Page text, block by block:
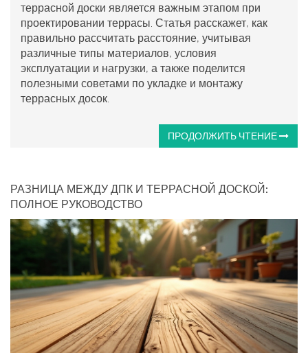
террасной доски является важным этапом при
проектировании террасы. Статья расскажет, как
правильно рассчитать расстояние, учитывая
различные типы материалов, условия
эксплуатации и нагрузки, а также поделится
полезными советами по укладке и монтажу
террасных досок.
ПРОДОЛЖИТЬ ЧТЕНИЕ
РАЗНИЦА МЕЖДУ ДПК И ТЕРРАСНОЙ ДОСКОЙ:
ПОЛНОЕ РУКОВОДСТВО